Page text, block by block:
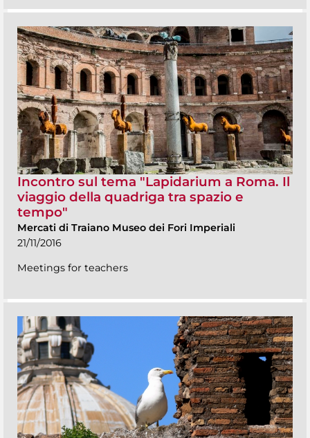
Incontro sul tema "Lapidarium a Roma. Il
viaggio della quadriga tra spazio e
tempo"
Mercati di Traiano Museo dei Fori Imperiali
21/11/2016
Meetings for teachers